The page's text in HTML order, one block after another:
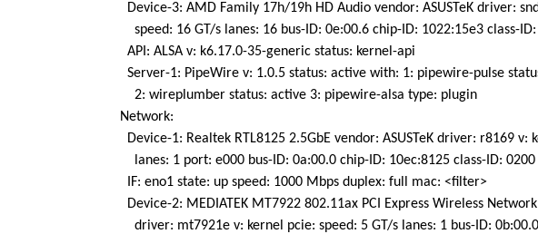
Device-3: AMD Family 17h/19h HD Audio vendor: ASUSTeK driver:
speed: 16 GT/s lanes: 16 bus-ID: 0e:00.6 chip-ID: 1022:15e3 class-
API: ALSA v: k6.17.0-35-generic status: kernel-api
Server-1: PipeWire v: 1.0.5 status: active with: 1: pipewire-pulse
2: wireplumber status: active 3: pipewire-alsa type: plugin
Network:
Device-1: Realtek RTL8125 2.5GbE vendor: ASUSTeK driver: r8169 v:
lanes: 1 port: e000 bus-ID: 0a:00.0 chip-ID: 10ec:8125 class-ID: 0200
IF: eno1 state: up speed: 1000 Mbps duplex: full mac: <filter>
Device-2: MEDIATEK MT7922 802.11ax PCI Express Wireless
driver: mt7921e v: kernel pcie: speed: 5 GT/s lanes: 1 bus-ID: